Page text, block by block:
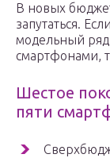
В новых
запутаться.
модельный
смартфонами,
Шестое
пяти